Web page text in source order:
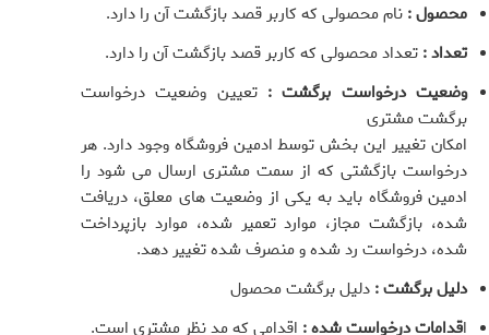
محصول : نام محصولی که کاربر قصد بازگشت آن را دارد.
تعداد : تعداد محصولی که کاربر قصد بازگشت آن را دارد.
وضعیت درخواست برگشت : تعیین وضعیت درخواست
برگشت مشتری
امکان تغییر این بخش توسط ادمین فروشگاه وجود دارد. هر
درخواست بازگشتی که از سمت مشتری ارسال می شود را
ادمین فروشگاه باید به یکی از وضعیت های معلق، دریافت
شده، بازگشت مجاز، موارد تعمیر شده، موارد بازپرداخت
شده، درخواست رد شده و منصرف شده تغییر دهد.
دلیل برگشت : دلیل برگشت محصول
اقدامات درخواست شده : اقدامی که مد نظر مشتری است.